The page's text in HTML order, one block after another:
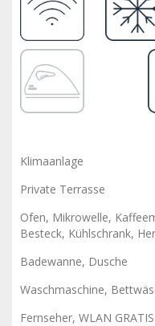
Klimaanlage
Private Terrasse
Ofen, Mikrowelle,
Besteck, Kühlschrank,
Badewanne, Dusche
Waschmaschine,
Fernseher, WLAN GRATIS